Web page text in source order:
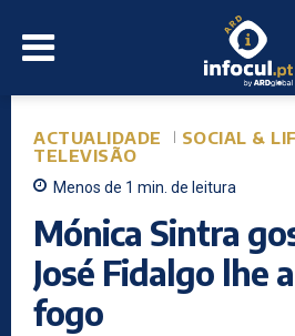
ACTUALIDADE
SOCIAL &
TELEVISÃO
Menos de 1 min. de leitura
Mónica Sintra
José Fidalgo lhe
fogo